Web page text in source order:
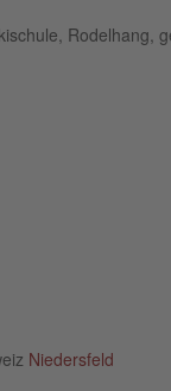
Rodelhang,
Niedersfeld